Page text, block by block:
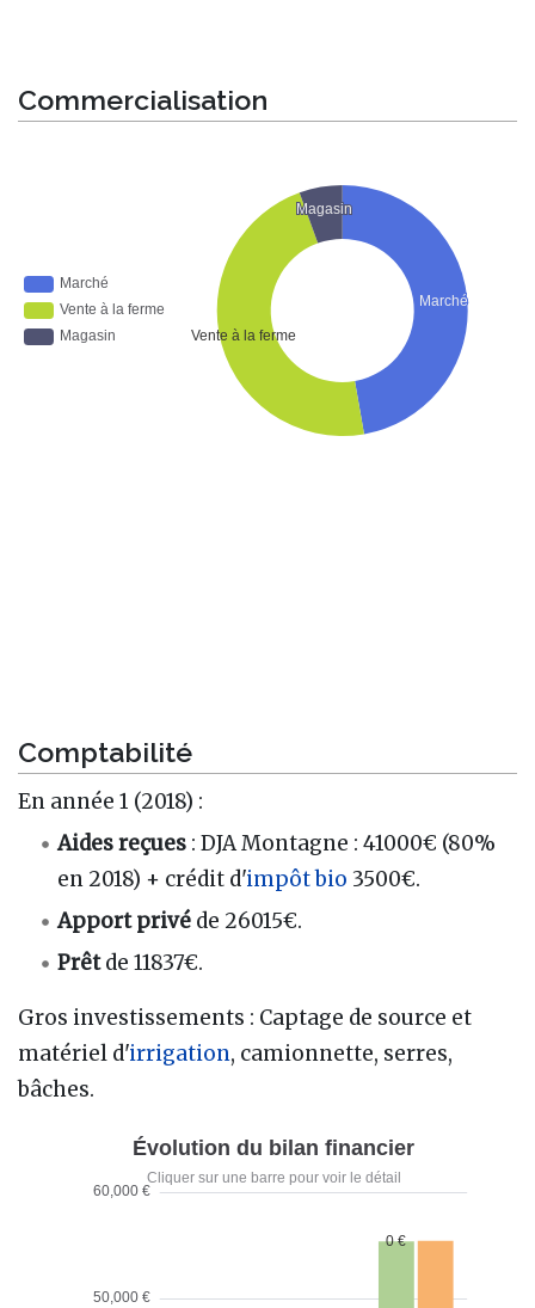
Commercialisation
Comptabilité
En année 1 (2018) :
Aides reçues : DJA Montagne : 41000€ (80%
en 2018) + crédit d'impôtbio 3500€.
Apport privé de 26015€.
Prêtde 11837€.
Gros investissements : Captage de source et
matériel d'irrigation, camionnette, serres,
bâches.